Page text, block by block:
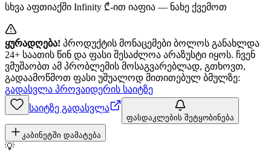
სხვა აფთიაქში Infinity ₾-ით იაფია — ნახე ქვემოთ
ყურადღება! პროდუქტის მონაცემები ბოლოს განახლდა
24+ საათის წინ და ფასი შესაძლოა არაზუსტი იყოს. ჩვენ
ვმუშაობთ ამ პრობლემის მოსაგვარებლად, გთხოვთ,
გადაამოწმოთ ფასი უშუალოდ მითითებულ ბმულზე:
გადასვლა პროვაიდერის საიტზე
საიტზე გადასვლა
ფასდაკლების შეტყობინება
კაბინეტში დამატება
💡